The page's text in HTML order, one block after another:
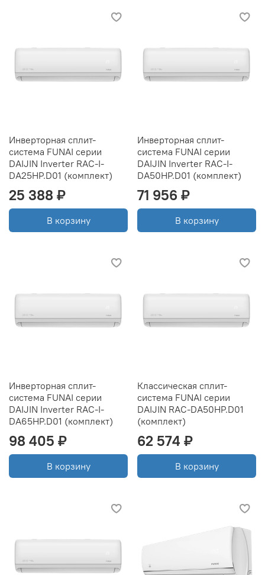
Инверторная сплит-
система FUNAI серии
DAIJIN Inverter RAC-I-
DA25HP.D01 (комплект)
25 388 ₽
В корзину
Инверторная сплит-
система FUNAI серии
DAIJIN Inverter RAC-I-
DA50HP.D01 (комплект)
71 956 ₽
В корзину
Инверторная сплит-
система FUNAI серии
DAIJIN Inverter RAC-I-
DA65HP.D01 (комплект)
98 405 ₽
В корзину
Классическая сплит-
система FUNAI серии
DAIJIN RAC-DA50HP.D01
(комплект)
62 574 ₽
В корзину